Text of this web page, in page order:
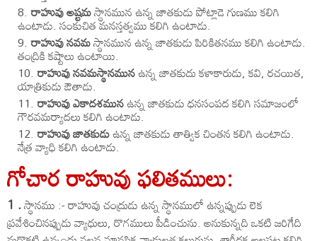
రాహువు అష్టమస్థానమున ఉన్న జాతకుడు పోట్లాడె గుణము కలిగి
ఉంటాడు. సంకుచిత మనస్తత్వము కలిగి ఉంటాడు.
రాహువు నవమస్థానమున ఉన్న జాతకుడు పిరికితనము కలిగి ఉంటాడు.
తంద్రికి కష్టాలు ఉంటాయి.
రాహువు నవమస్థానమునఉన్న జాతకుదు కళాకారుడు, కవి, రచయిత,
యాత్రికుడు ఔతాడు.
రాహువు ఎకాదశమునఉన్న జాతకుడు ధనసంపద కలిగి సమాజంలో
గౌరవమర్యాదలు కలిగి ఉంటాడు.
రాహువు జాతకుడుఉన్న జాతకుడు తాత్విక చింతన కలిగి ఉంటాడు.
నేత్ర వ్యాధి కలిగి ఉంటాడు.
గోచార రాహువు ఫలితములు:
1 .స్థానము :- రాహువు చంద్రుడు ఉన్న స్థానములో ఉన్నప్పుడు లెక
ప్రవేశించినప్పుడు వ్యాధులు, రొగములు పీడించును. అనుకున్నది ఒకటి జరిగేది